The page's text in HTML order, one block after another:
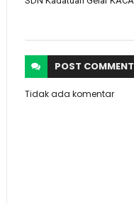
POST COMMENT
Tidak ada komentar